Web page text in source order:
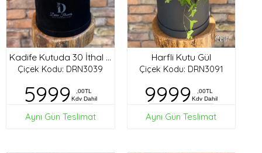
Kadife Kutuda 30 İthal Gül
Çiçek Kodu: DRN3039
5999
,00TL
Kdv Dahil
Aynı Gün Teslimat
Harfli Kutu Gül
Çiçek Kodu: DRN3091
9999
,00TL
Kdv Dahil
Aynı Gün Teslimat